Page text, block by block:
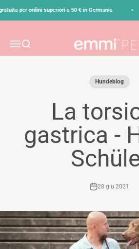
per ordini superiori a 50 € in Germania
MenùCerca emmi-pet
Hundeblog
La
gastrica -
28 giu 2021